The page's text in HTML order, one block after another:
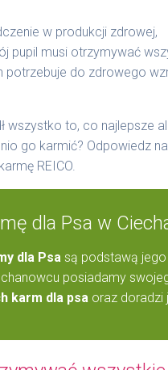
w produkcji zdrowej,
pupil musi otrzymywać
potrzebuje do zdrowego
wszystko to, co najlepsze
go karmić? Odpowiedz
REICO.
dla Psa w
dla Psa są podstawą
posiadamy
karm dla psa oraz doradzi